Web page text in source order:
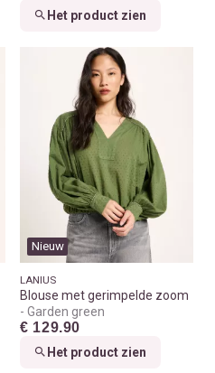
Het product zien
Nieuw
LANIUS
Blouse met gerimpelde zoom
Garden green
€ 129.90
Het product zien